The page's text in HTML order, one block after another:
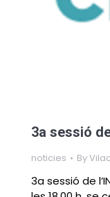
3a sessió
noticies By
3a sessió de